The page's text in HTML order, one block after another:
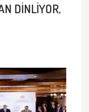
DİNLİYOR,